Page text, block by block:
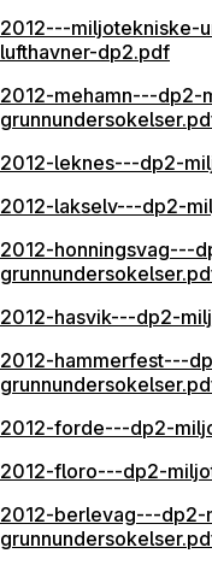
2012---miljotekniske-
lufthavner-dp2.pdf
2012-mehamn---dp2-
2012-leknes---dp2-
2012-lakselv---dp2-
2012-honningsvag---
2012-hasvik---dp2-
2012-hammerfest---
2012-forde---dp2-
2012-floro---dp2-
2012-berlevag---dp2-